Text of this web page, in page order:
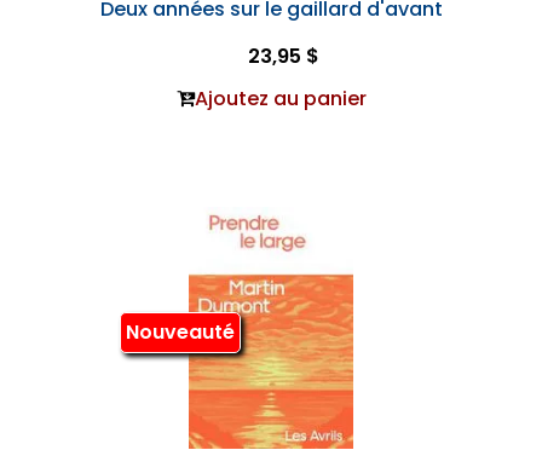
Deux années sur le gaillard d'avant
23,95 $
Ajoutez au panier
Nouveauté